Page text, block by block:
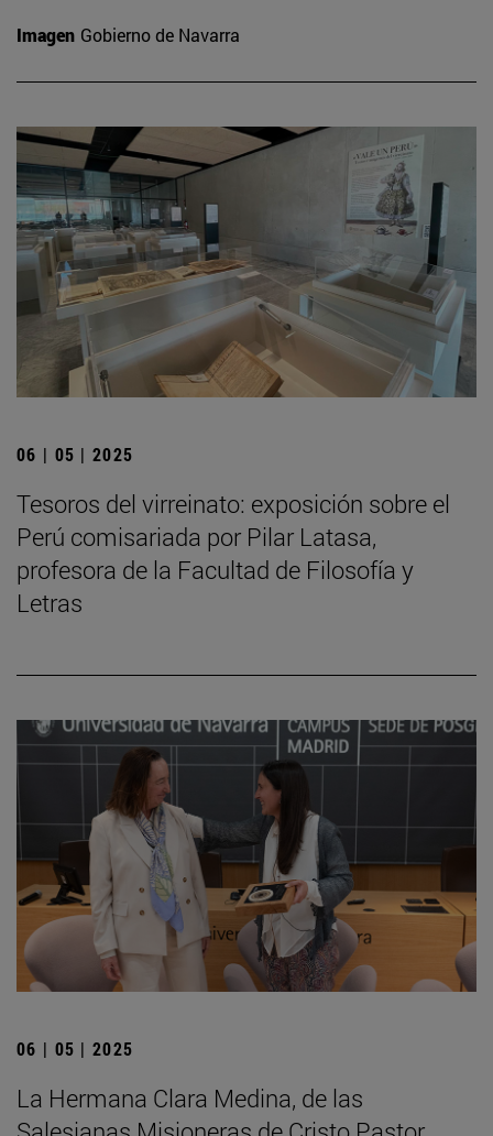
Imagen Gobierno de Navarra
06 | 05 | 2025
Tesoros del virreinato: exposición sobre el
Perú comisariada por Pilar Latasa,
profesora de la Facultad de Filosofía y
Letras
06 | 05 | 2025
La Hermana Clara Medina, de las